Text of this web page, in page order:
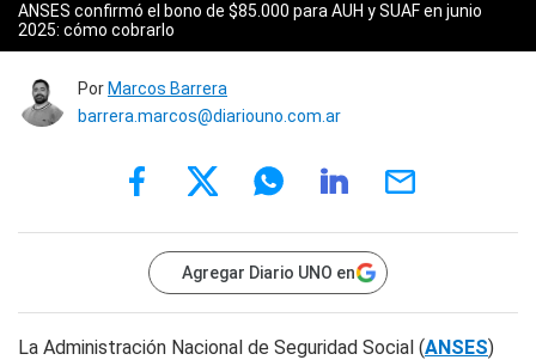
ANSES confirmó el bono de $85.000 para AUH y SUAF en junio
2025: cómo cobrarlo
Por Marcos Barrera
barrera.marcos@diariouno.com.ar
Agregar Diario UNO en
La Administración Nacional de Seguridad Social (ANSES)